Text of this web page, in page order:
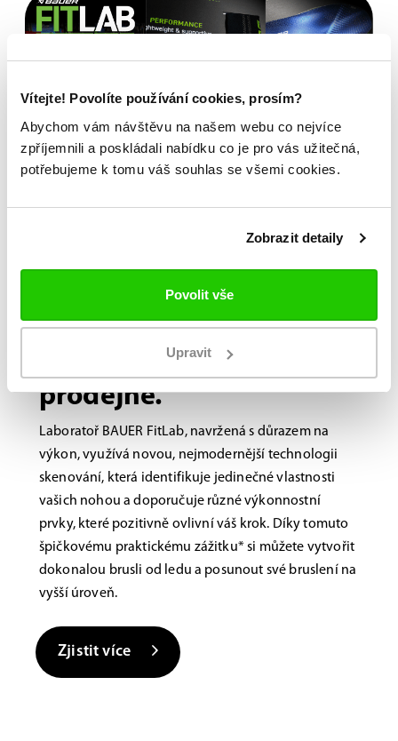
Vítejte! Povolíte používání cookies, prosím?
Abychom vám návštěvu na našem webu co nejvíce
zpříjemnili a poskládali nabídku co je pro vás užitečná,
potřebujeme k tomu váš souhlas se všemi cookies.
Zobrazit detaily
Povolit vše
Upravit
Brusle na míru?
Navštivte nás na
prodejně.
Laboratoř BAUER FitLab, navržená s důrazem na
výkon, využívá novou, nejmodernější technologii
skenování, která identifikuje jedinečné vlastnosti
vašich nohou a doporučuje různé výkonnostní
prvky, které pozitivně ovlivní váš krok. Díky tomuto
špičkovému praktickému zážitku* si můžete vytvořit
dokonalou brusli od ledu a posunout své bruslení na
vyšší úroveň.
Zjistit více